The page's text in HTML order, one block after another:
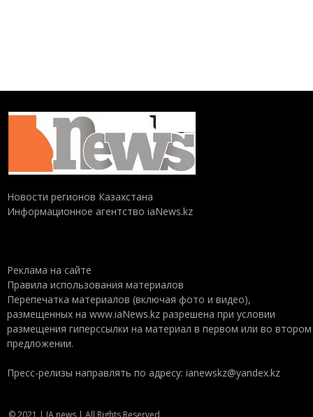
Новости регионов Казахстана
Информационное агентство iaNews.kz
Реклама на сайте
Правила использования материалов
Перепечатка материалов (включая фото и видео),
размещенных на www.iaNews.kz разрешена при условии
размещения гиперссылки на материал в первом или во втором
предложении.
Пресс-релизы направлять по адресу: ianewskz@yandex.kz